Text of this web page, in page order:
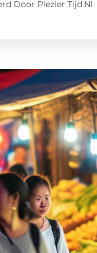
Door Plezier Tijd.nl